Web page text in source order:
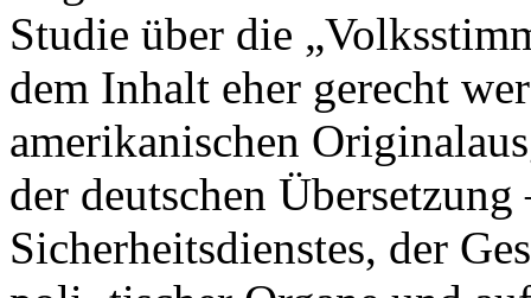
Studie über die
dem Inhalt eher gerecht
amerikanischen
der deutschen
Sicherheitsdienstes, der